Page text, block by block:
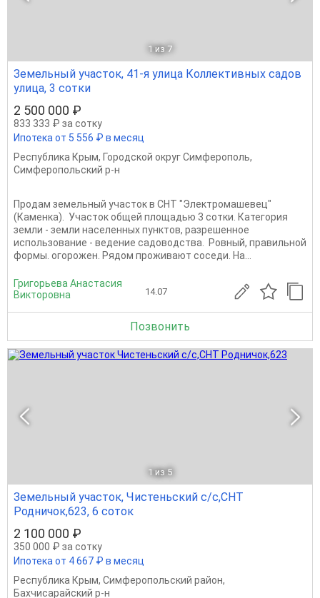
1 из 7
Земельный участок, 41-я улица Коллективных садов
улица, 3 сотки
2 500 000 ₽
833 333 ₽ за сотку
Ипотека от 5 556 ₽ в месяц
Республика Крым, Городской округ Симферополь,
Симферопольский р-н
Продам земельный участок в СНТ "Электромашевец"
(Каменка). Участок общей площадью 3 сотки. Категория
земли - земли населенных пунктов, разрешенное
использование - ведение садоводства. Ровный, правильной
формы. огорожен. Рядом проживают соседи. На...
Григорьева Анастасия
Викторовна
14.07
Позвонить
1 из 5
Земельный участок, Чистеньский с/с,СНТ
Родничок,623, 6 соток
2 100 000 ₽
350 000 ₽ за сотку
Ипотека от 4 667 ₽ в месяц
Республика Крым, Симферопольский район,
Бахчисарайский р-н